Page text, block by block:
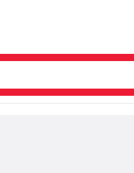
BERGAMUTLU ÇAY